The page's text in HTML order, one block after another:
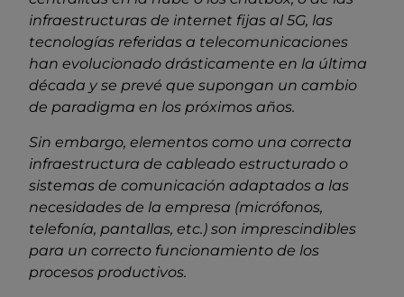
infraestructuras de internet fijas al 5G, las
tecnologías referidas a telecomunicaciones
han evolucionado drásticamente en la última
década y se prevé que supongan un cambio
de paradigma en los próximos años.
Sin embargo, elementos como una correcta
infraestructura de cableado estructurado o
sistemas de comunicación adaptados a las
necesidades de la empresa (micrófonos,
telefonía, pantallas, etc.) son imprescindibles
para un correcto funcionamiento de los
procesos productivos.